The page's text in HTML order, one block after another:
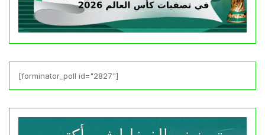
[forminator_poll id="2827"]